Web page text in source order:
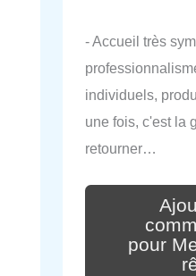
- Accueil très
individuels,
une fois, c'est la
retourner…
pour